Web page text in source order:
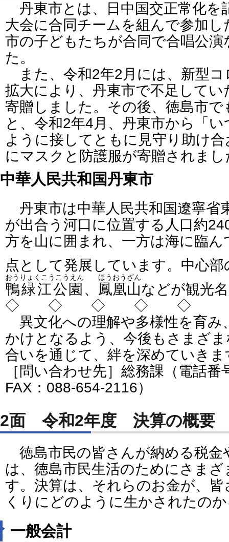
丹東市とは、日中国交正常化を
大会に合同チームを組んで参加
市の子どもたちが合同で合唱公
た。
また、令和2年2月には、新型コ
拡大により、丹東市で不足して
寄贈しました。その後、徳島市
と、令和2年4月、丹東市から「
ように接してともに見守り助け
にマスクと防護服が寄贈されま
中華人民共和国丹東市
丹東市は中華人民共和国遼寧省
が出合う河口に位置する人口約
方を山に囲まれ、一方は海に臨
点として発展しています。中心部
鴨緑江公園
おうりょくこうこうえん
、 鳳凰山
ほうおうざん
などが観光
◇ ◇ ◇ ◇ ◇
異文化への理解や多様性を育み
かけとなるよう、今後もさまざ
合いを通じて、絆を深めていきま
［問い合わせ先］総務課（電話
FAX：088-654-2116）
2面 令和2年度 決算の概要
徳島市民の皆さんが納める税金
は、徳島市民生活のためにさま
す。決算は、それらのお金が、
くりにどのように生かされたの
一般会計